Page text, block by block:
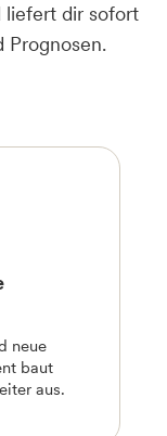
liefert dir sofort
Prognosen.
neue
baut
aus.